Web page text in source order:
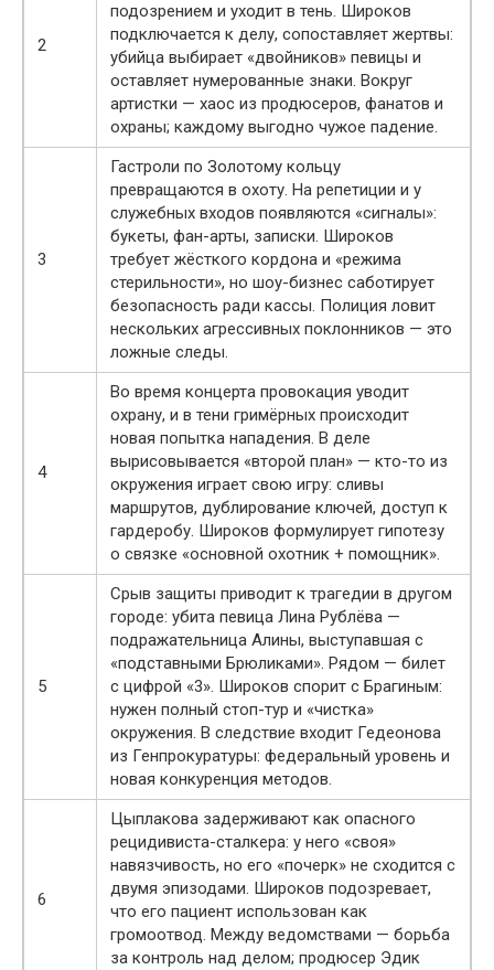
2
подозрением и уходит в тень. Широков
подключается к делу, сопоставляет жертвы:
убийца выбирает «двойников» певицы и
оставляет нумерованные знаки. Вокруг
артистки — хаос из продюсеров, фанатов и
охраны; каждому выгодно чужое падение.
3
Гастроли по Золотому кольцу
превращаются в охоту. На репетиции и у
служебных входов появляются «сигналы»:
букеты, фан-арты, записки. Широков
требует жёсткого кордона и «режима
стерильности», но шоу-бизнес саботирует
безопасность ради кассы. Полиция ловит
нескольких агрессивных поклонников — это
ложные следы.
4
Во время концерта провокация уводит
охрану, и в тени гримёрных происходит
новая попытка нападения. В деле
вырисовывается «второй план» — кто-то из
окружения играет свою игру: сливы
маршрутов, дублирование ключей, доступ к
гардеробу. Широков формулирует гипотезу
о связке «основной охотник + помощник».
5
Срыв защиты приводит к трагедии в другом
городе: убита певица Лина Рублёва —
подражательница Алины, выступавшая с
«подставными Брюликами». Рядом — билет
с цифрой «3». Широков спорит с Брагиным:
нужен полный стоп-тур и «чистка»
окружения. В следствие входит Гедеонова
из Генпрокуратуры: федеральный уровень и
новая конкуренция методов.
6
Цыплакова задерживают как опасного
рецидивиста-сталкера: у него «своя»
навязчивость, но его «почерк» не сходится с
двумя эпизодами. Широков подозревает,
что его пациент использован как
громоотвод. Между ведомствами — борьба
за контроль над делом; продюсер Эдик